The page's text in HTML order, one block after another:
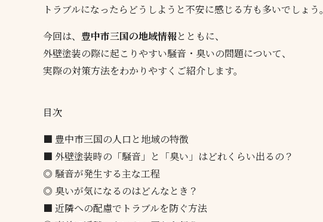
トラブルになったらどうしようと不安に感じる方も多いでしょう。
今回は、 豊中市三国の地域情報とともに、
外壁塗装の際に起こりやすい騒音・臭いの問題について、
実際の対策方法をわかりやすくご紹介します。
目次
■ 豊中市三国の人口と地域の特徴
■ 外壁塗装時の「騒音」と「臭い」はどれくらい出るの？
◎ 騒音が発生する主な工程
◎ 臭いが気になるのはどんなとき？
■ 近隣への配慮でトラブルを防ぐ方法